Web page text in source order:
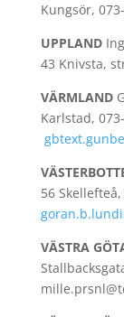
Kungsör,
UPPLAND
43 Knivsta,
VÄRMLAND
Karlstad,
56
VÄSTRA